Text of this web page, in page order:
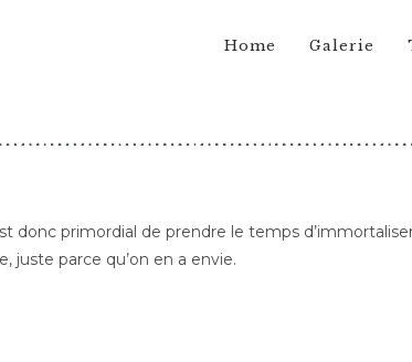
Home Galerie
primordial de prendre le temps
juste parce qu’on en a envie.